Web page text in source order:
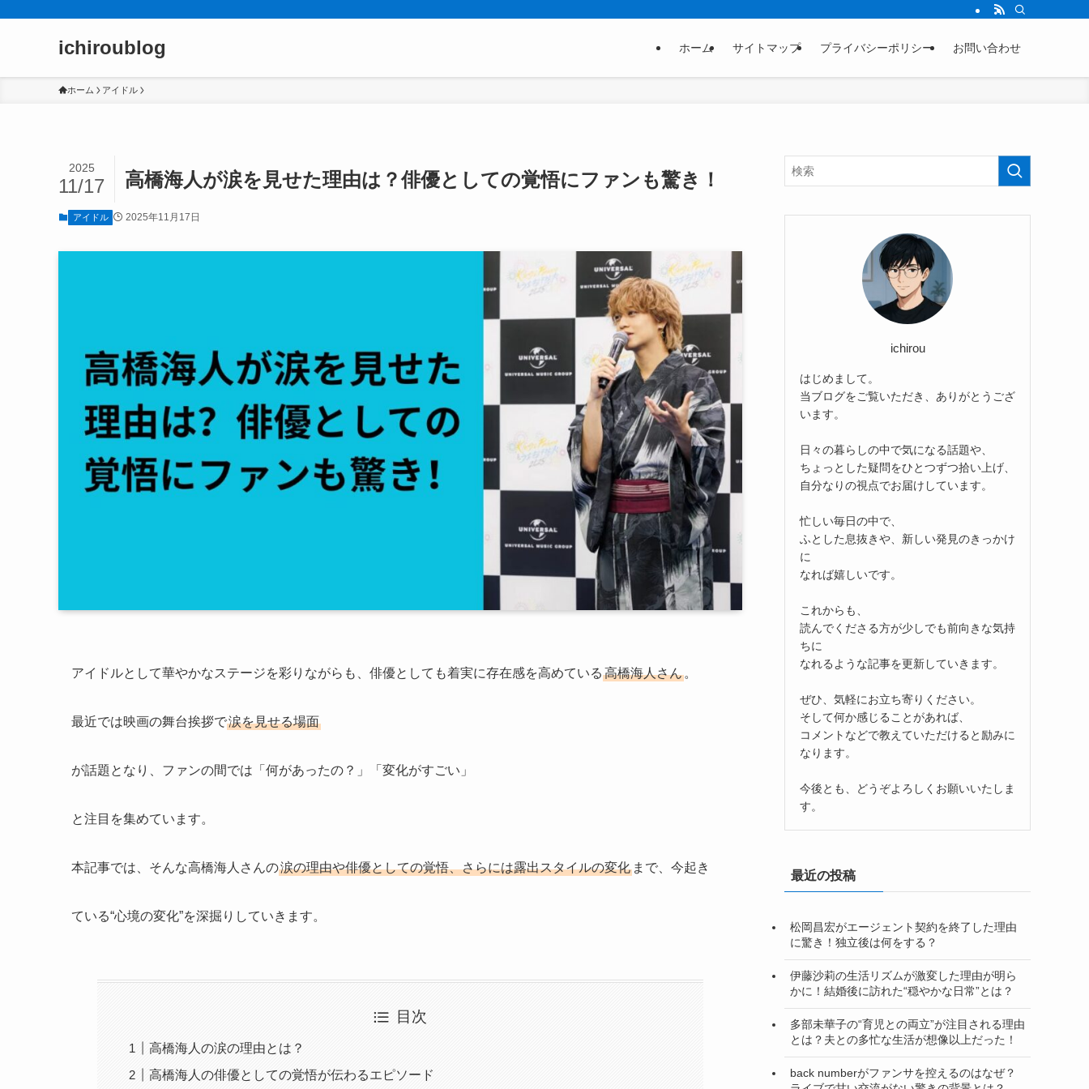
ichiroublog ホーム サイトマップ プライバシーポリシー お問い合わせ
ホーム アイドル
高橋海人が涙を見せた理由は？俳優としての覚悟にファンも驚き！
2025
11/17
アイドル 2025年11月17日
アイドルとして華やかなステージを彩りながらも、俳優としても着実に存在感を高めている 高橋海人さん。
最近では映画の舞台挨拶で涙を見せる場面
が話題となり、ファンの間では「何があったの？」「変化がすごい」
と注目を集めています。
本記事では、そんな高橋海人さんの涙の理由や俳優としての覚悟、さらには露出スタイルの変化 まで、今起き
ている“心境の変化”を深掘りしていきます。
目次
高橋海人の涙の理由とは？
高橋海人の俳優としての覚悟が伝わるエピソード
ichirou
はじめまして。
当ブログをご覧いただき、ありがとうござ
います。
日々の暮らしの中で気になる話題や、
ちょっとした疑問をひとつずつ拾い上げ、
自分なりの視点でお届けしています。
忙しい毎日の中で、
ふとした息抜きや、新しい発見のきっかけ
に
なれば嬉しいです。
これからも、
読んでくださる方が少しでも前向きな気持
ちに
なれるような記事を更新していきます。
ぜひ、気軽にお立ち寄りください。
そして何か感じることがあれば、
コメントなどで教えていただけると励みに
なります。
今後とも、どうぞよろしくお願いいたしま
す。
最近の投稿
松岡昌宏がエージェント契約を終了した理由
に驚き！独立後は何をする？
伊藤沙莉の生活リズムが激変した理由が明ら
かに！結婚後に訪れた“穏やかな日常”とは？
多部未華子の“育児との両立”が注目される理由
とは？夫との多忙な生活が想像以上だった！
back numberがファンサを控えるのはなぜ？